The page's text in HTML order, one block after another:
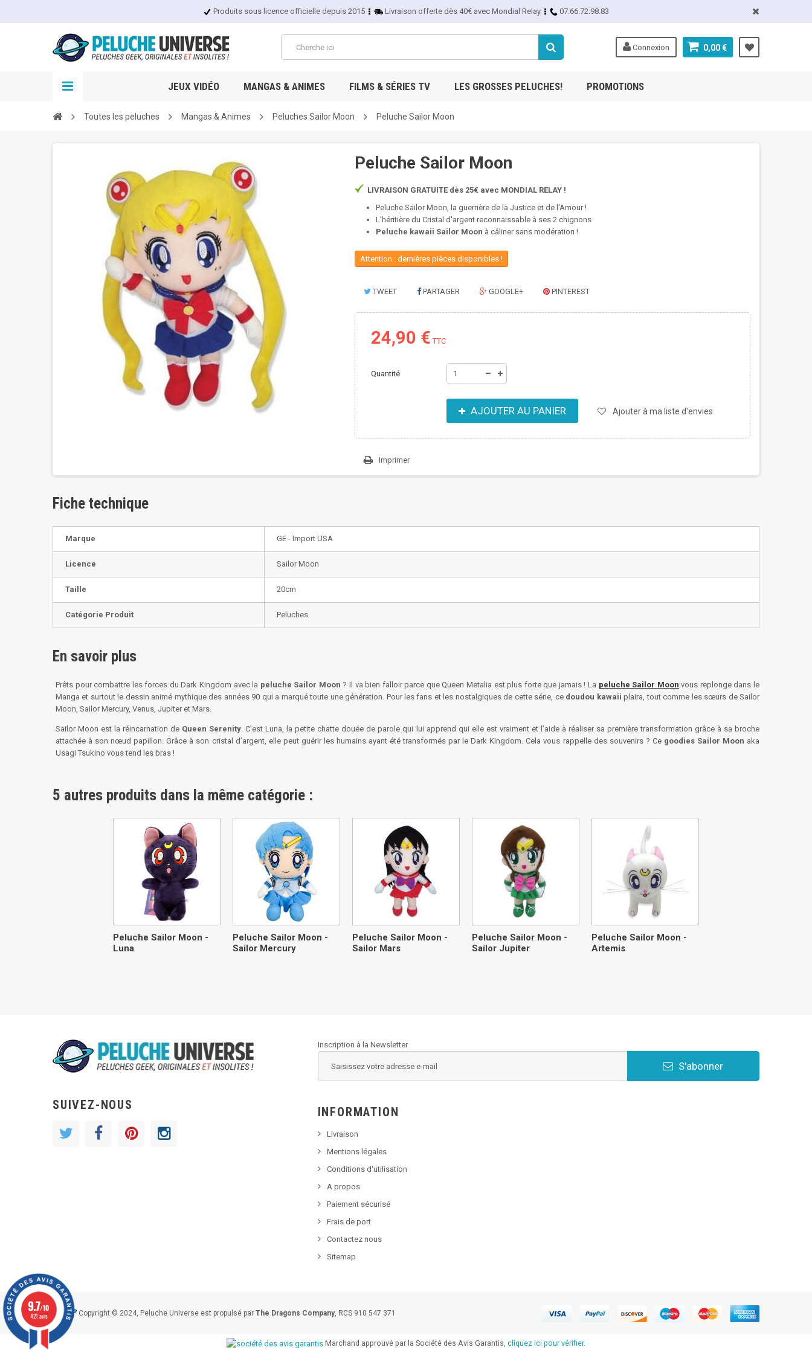
Produits sous licence officielle depuis 2015 Livraison offerte dès 40€ avec Mondial Relay 07.66.72.98.83
0,00 €
Connexion
JEUX VIDÉO MANGAS & ANIMES FILMS & SÉRIES TV LES GROSSES PELUCHES! PROMOTIONS
Toutes les peluches Mangas & Animes Peluches Sailor Moon Peluche Sailor Moon
Peluche Sailor Moon
LIVRAISON GRATUITE dès 25€ avec MONDIAL RELAY !
Peluche Sailor Moon, la guerrière de la Justice et de l'Amour !
L'héritière du Cristal d'argent reconnaissable à ses 2 chignons
Peluche kawaii Sailor Moon à câliner sans modération !
Attention : dernières pièces disponibles !
TWEET PARTAGER GOOGLE+ PINTEREST
24,90 € TTC
Quantité
AJOUTER AU PANIER Ajouter à ma liste d'envies
Imprimer
Fiche technique
Marque GE - Import USA
Licence Sailor Moon
Taille 20cm
Catégorie Produit Peluches
En savoir plus
Prêts pour combattre les forces du Dark Kingdom avec la peluche Sailor Moon ? Il va bien falloir parce que Queen Metalia est plus forte que jamais ! La peluche Sailor Moon vous replonge dans le
Manga et surtout le dessin animé mythique des années 90 qui a marqué toute une génération. Pour les fans et les nostalgiques de cette série, ce doudou kawaii plaira, tout comme les sœurs de Sailor
Moon, Sailor Mercury, Venus, Jupiter et Mars.
Sailor Moon est la réincarnation de Queen Serenity. C’est Luna, la petite chatte douée de parole qui lui apprend qui elle est vraiment et l’aide à réaliser sa première transformation grâce à sa broche
attachée à son nœud papillon. Grâce à son cristal d’argent, elle peut guérir les humains ayant été transformés par le Dark Kingdom. Cela vous rappelle des souvenirs ? Ce goodies Sailor Moon aka
Usagi Tsukino vous tend les bras !
5 autres produits dans la même catégorie :
Peluche Sailor Moon -
Luna
Peluche Sailor Moon -
Sailor Mercury
Peluche Sailor Moon -
Sailor Mars
Peluche Sailor Moon -
Sailor Jupiter
Peluche Sailor Moon -
Artemis
SUIVEZ-NOUS
Inscription à la Newsletter
S'abonner
INFORMATION
Livraison
Mentions légales
Conditions d'utilisation
A propos
Paiement sécurisé
Frais de port
Contactez nous
Sitemap
Copyright © 2024, Peluche Universe est propulsé par The Dragons Company, RCS 910 547 371
Marchand approuvé par la Société des Avis Garantis, cliquez ici pour vérifier.
9.7/10
421 avis